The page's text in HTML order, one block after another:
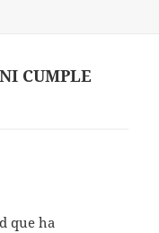
CUMPLE
que ha